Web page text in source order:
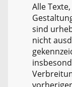
Alle
sind
nicht